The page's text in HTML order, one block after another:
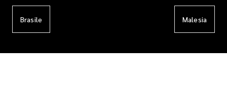
Brasile Malesia